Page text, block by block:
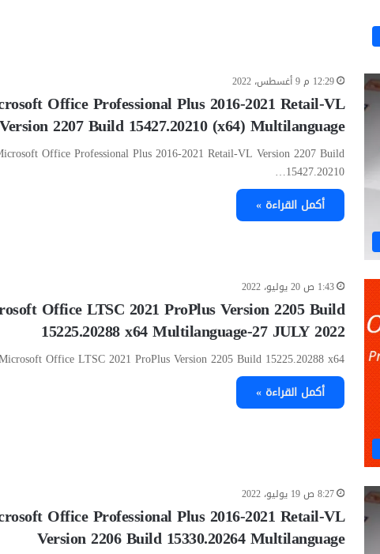
12:29 م 9 أغسطس، 2022
Office Professional Plus 2016-2021 Retail-VL
Version 2207 Build 15427.20210 (x64) Multilanguage
Office Professional Plus 2016-2021 Retail-VL Version 2207 Build
15427.20210…
أكمل القراءة »
1:43 ص 20 يوليو، 2022
Office LTSC 2021 ProPlus Version 2205 Build
15225.20288 x64 Multilanguage-27 JULY 2022
Office LTSC 2021 ProPlus Version 2205 Build 15225.20288 x64…
أكمل القراءة »
8:27 ص 19 يوليو، 2022
Office Professional Plus 2016-2021 Retail-VL
Version 2206 Build 15330.20264 Multilanguage